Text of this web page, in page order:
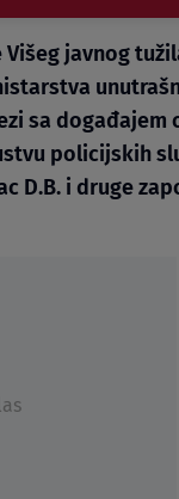
javnog
sa događajem
policijskih
D.B. i druge